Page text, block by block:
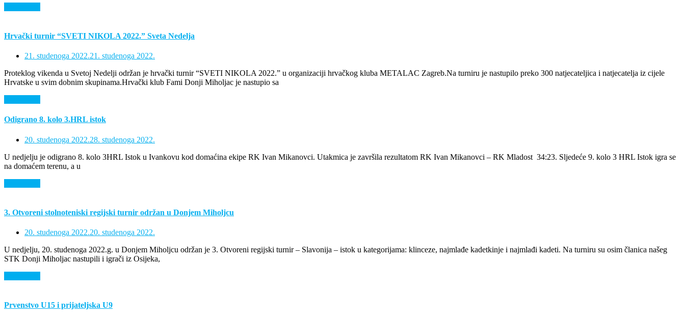
Hrvački turnir “SVETI NIKOLA 2022.” Sveta Nedelja
21. studenoga 2022.21. studenoga 2022.
Proteklog vikenda u Svetoj Nedelji održan je hrvački turnir “SVETI NIKOLA 2022.” u organizaciji hrvačkog kluba METALAC Zagreb.Na turniru je nastupilo preko 300 natjecateljica i natjecatelja iz cijele
Hrvatske u svim dobnim skupinama.Hrvački klub Fami Donji Miholjac je nastupio sa
Odigrano 8. kolo 3.HRL istok
20. studenoga 2022.28. studenoga 2022.
U nedjelju je odigrano 8. kolo 3HRL Istok u Ivankovu kod domaćina ekipe RK Ivan Mikanovci. Utakmica je završila rezultatom RK Ivan Mikanovci – RK Mladost 34:23. Sljedeće 9. kolo 3 HRL Istok igra se
na domaćem terenu, a u
3. Otvoreni stolnoteniski regijski turnir održan u Donjem Miholjcu
20. studenoga 2022.20. studenoga 2022.
U nedjelju, 20. studenoga 2022.g. u Donjem Miholjcu održan je 3. Otvoreni regijski turnir – Slavonija – istok u kategorijama: klinceze, najmlađe kadetkinje i najmlađi kadeti. Na turniru su osim članica našeg
STK Donji Miholjac nastupili i igrači iz Osijeka,
Prvenstvo U15 i prijateljska U9